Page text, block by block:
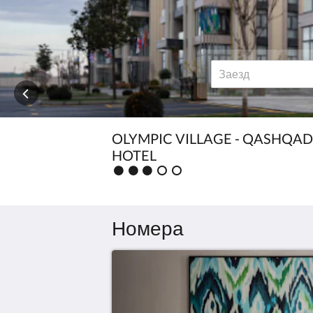
высочайшем
уровне.
OLYMPIC VILLAGE -
HOTEL
Рейтинг
Номера